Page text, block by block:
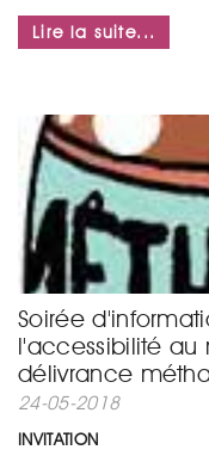
Lire la suite...
Soirée
l'accessibilité
délivrance
24-05-2018
INVITATION